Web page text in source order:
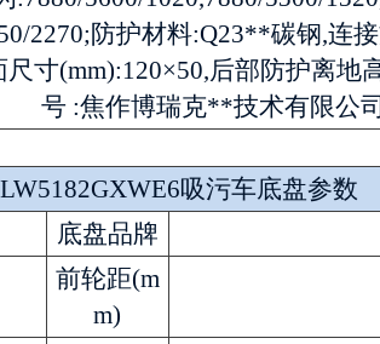
2270;防护材料:Q23**碳钢,连
寸(mm):120×50,后部防护离地
号 :焦作博瑞克**技术有限公司
吸污车底盘参数
底盘品牌
前轮距(m
m)